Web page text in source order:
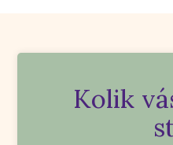
Kolik